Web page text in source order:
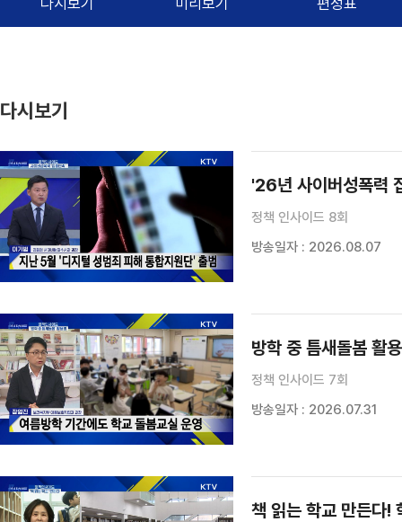
다시보기 미리보기 편성표
다시보기
'26년 사이버성폭력
정책 인사이드 8회
방송일자 : 2026.08.07
방학 중 틈새돌봄 활
정책 인사이드 7회
방송일자 : 2026.07.31
책 읽는 학교 만든다!